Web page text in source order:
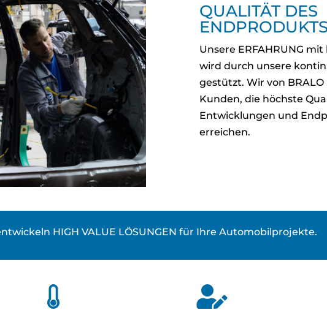
QUALITÄT DES
ENDPRODUKTS
Unsere ERFAHRUNG
wird durch unsere
gestützt. Wir von
Kunden, die höchste
Entwicklungen und
erreichen.
HIGH VALUE LÖSUNGEN für Ihre Automobilprojekte.
 